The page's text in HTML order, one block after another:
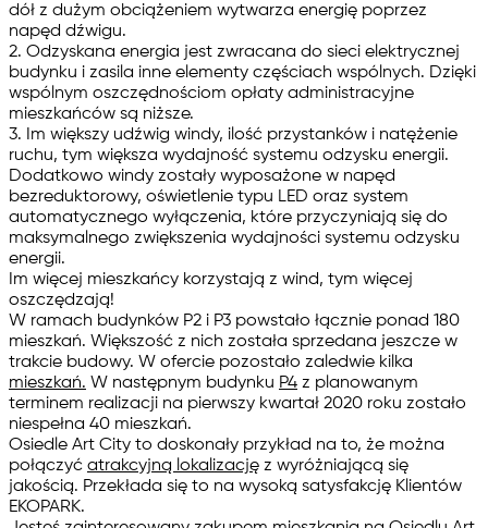
dół z dużym obciążeniem wytwarza energię poprzez
napęd dźwigu.
2. Odzyskana energia jest zwracana do sieci elektrycznej
budynku i zasila inne elementy częściach wspólnych. Dzięki
wspólnym oszczędnościom opłaty administracyjne
mieszkańców są niższe.
3. Im większy udźwig windy, ilość przystanków i natężenie
ruchu, tym większa wydajność systemu odzysku energii.
Dodatkowo windy zostały wyposażone w napęd
bezreduktorowy, oświetlenie typu LED oraz system
automatycznego wyłączenia, które przyczyniają się do
maksymalnego zwiększenia wydajności systemu odzysku
energii.
Im więcej mieszkańcy korzystają z wind, tym więcej
oszczędzają!
W ramach budynków P2 i P3 powstało łącznie ponad 180
mieszkań. Większość z nich została sprzedana jeszcze w
trakcie budowy. W ofercie pozostało zaledwie kilka
mieszkań. W następnym budynku P4 z planowanym
terminem realizacji na pierwszy kwartał 2020 roku zostało
niespełna 40 mieszkań.
Osiedle Art City to doskonały przykład na to, że można
połączyć atrakcyjną lokalizację z wyróżniającą się
jakością. Przekłada się to na wysoką satysfakcję Klientów
EKOPARK.